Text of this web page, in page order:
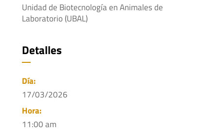
Unidad de Biotecnología en Animales de
Laboratorio (UBAL)
Detalles
Día:
17/03/2026
Hora:
11:00 am